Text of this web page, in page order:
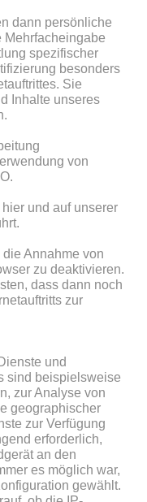
dann persönliche
Mehrfacheingabe
spezifischer
besonders
Sie
Inhalte unseres
von
und auf unserer
Annahme von
zu deaktivieren.
dass dann noch
zur
und
sind beispielsweise
zur Analyse von
geographischer
zur Verfügung
erforderlich,
an den
es möglich war,
gewählt.